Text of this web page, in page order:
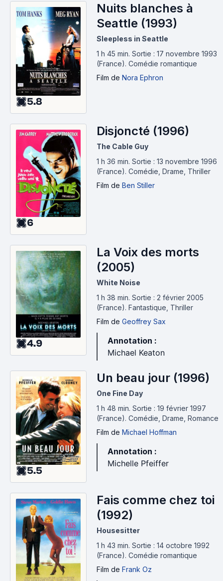
5.8
Nuits blanches à
Seattle (1993)
Sleepless in Seattle
1 h 45 min. Sortie : 17 novembre 1993
(France). Comédie romantique
Film de Nora Ephron
6
Disjoncté (1996)
The Cable Guy
1 h 36 min. Sortie : 13 novembre 1996
(France). Comédie, Drame, Thriller
Film de Ben Stiller
4.9
La Voix des morts
(2005)
White Noise
1 h 38 min. Sortie : 2 février 2005
(France). Fantastique, Thriller
Film de Geoffrey Sax
Annotation :
Michael Keaton
5.5
Un beau jour (1996)
One Fine Day
1 h 48 min. Sortie : 19 février 1997
(France). Comédie, Drame, Romance
Film de Michael Hoffman
Annotation :
Michelle Pfeiffer
Fais comme chez toi
(1992)
Housesitter
1 h 43 min. Sortie : 14 octobre 1992
(France). Comédie romantique
Film de Frank Oz